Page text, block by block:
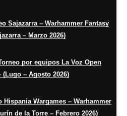
Sajazarra – Warhammer Fantasy
– Marzo 2026)
por equipos La Voz Open
(Lugo – Agosto 2026)
Hispania Wargames – Warhammer
de la Torre – Febrero 2026)